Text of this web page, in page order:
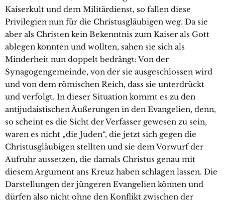
Kaiserkult und dem Militärdienst, so fallen diese
Privilegien nun für die Christusgläubigen weg. Da sie
aber als Christen kein Bekenntnis zum Kaiser als Gott
ablegen konnten und wollten, sahen sie sich als
Minderheit nun doppelt bedrängt: Von der
Synagogengemeinde, von der sie ausgeschlossen wird
und von dem römischen Reich, dass sie unterdrückt
und verfolgt. In dieser Situation kommt es zu den
antijudaistischen Äußerungen in den Evangelien, denn,
so scheint es die Sicht der Verfasser gewesen zu sein,
waren es nicht „die Juden“, die jetzt sich gegen die
Christusgläubigen stellten und sie dem Vorwurf der
Aufruhr aussetzen, die damals Christus genau mit
diesem Argument ans Kreuz haben schlagen lassen. Die
Darstellungen der jüngeren Evangelien können und
dürfen also nicht ohne den Konflikt zwischen der